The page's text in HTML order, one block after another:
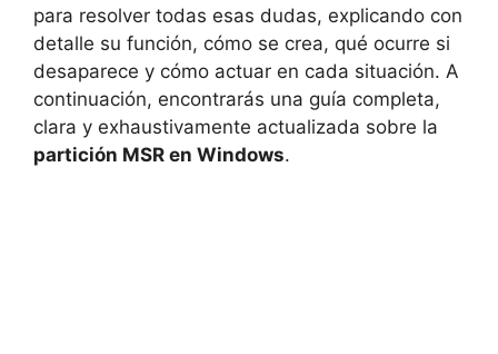
para resolver todas esas dudas, explicando con
detalle su función, cómo se crea, qué ocurre si
desaparece y cómo actuar en cada situación. A
continuación, encontrarás una guía completa,
clara y exhaustivamente actualizada sobre la
partición MSR en Windows.